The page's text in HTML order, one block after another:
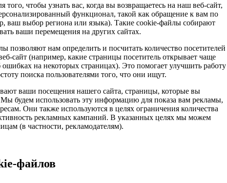
чтобы узнать вас, когда вы возвращаетесь на наш веб-сайт,
функционал, такой как обращение к вам по
ваш выбор региона или языка). Такие cookie-файлы собирают
ваши перемещения на других сайтах.
позволяют нам определить и посчитать количество посетителей
сайт (например, какие страницы посетитель открывает чаще
на некоторых страницах). Это помогает улучшить работу
поиска пользователями того, что они ищут.
ваши посещения нашего сайта, страницы, которые вы
будем использовать эту информацию для показа вам рекламы,
Они также используются в целях ограничения количества
рекламных кампаний. В указанных целях мы можем
(в частности, рекламодателям).
файлов